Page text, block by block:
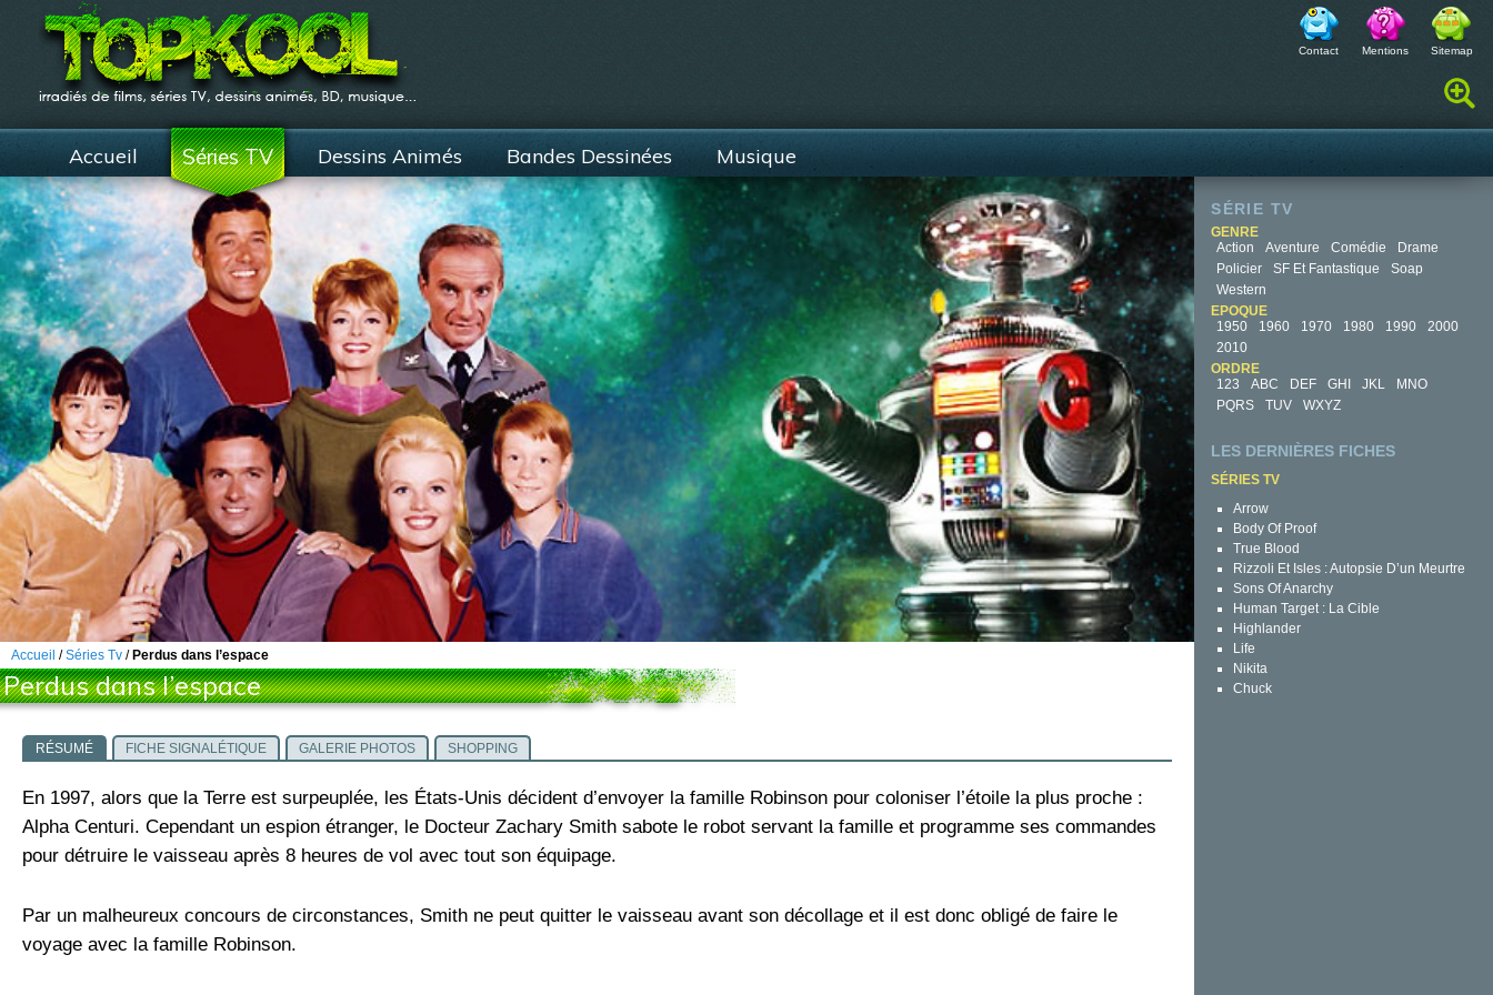
Contact Mentions Sitemap
Rechercher :
Accueil Séries TV Dessins Animés Bandes Dessinées Musique
SÉRIE TV
GENRE
Action
Aventure Comédie
Drame
Policier
SF Et Fantastique
Soap
Western
EPOQUE
1950
1960 1970 1980 1990
2000
2010
ORDRE
123
ABC DEF GHI JKL
MNO
PQRS
TUV WXYZ
LES DERNIÈRES FICHES
SÉRIES TV
Arrow
Body Of Proof
True Blood
Rizzoli Et Isles : Autopsie D’un Meurtre
Sons Of Anarchy
Human Target : La Cible
Highlander
Life
Nikita
Chuck
Accueil /Séries Tv / Perdus dans l’espace
Perdus dans l’espace
RÉSUMÉ FICHE SIGNALÉTIQUE GALERIE PHOTOS SHOPPING
En 1997, alors que la Terre est surpeuplée, les États-Unis décident d’envoyer la famille Robinson pour coloniser l’étoile la plus proche :
Alpha Centuri. Cependant un espion étranger, le Docteur Zachary Smith sabote le robot servant la famille et programme ses commandes
pour détruire le vaisseau après 8 heures de vol avec tout son équipage.
Par un malheureux concours de circonstances, Smith ne peut quitter le vaisseau avant son décollage et il est donc obligé de faire le
voyage avec la famille Robinson.